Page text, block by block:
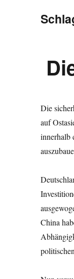
Die
auf
innerhalb
China